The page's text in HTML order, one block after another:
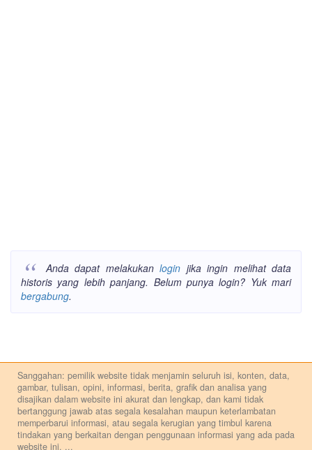
Anda dapat melakukanlogin jika ingin melihat data
historis yang lebih panjang. Belum punya login? Yuk mari
bergabung.
Sanggahan: pemilik website tidak menjamin seluruh isi, konten, data,
gambar, tulisan, opini, informasi, berita, grafik dan analisa yang
disajikan dalam website ini akurat dan lengkap, dan kami tidak
bertanggung jawab atas segala kesalahan maupun keterlambatan
memperbarui informasi, atau segala kerugian yang timbul karena
tindakan yang berkaitan dengan penggunaan informasi yang ada pada
website ini. ...